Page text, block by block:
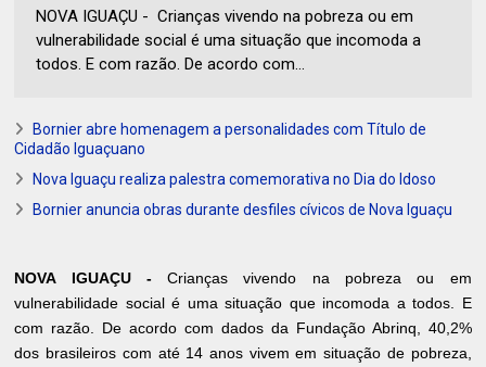
NOVA IGUAÇU - Crianças vivendo na pobreza ou em
vulnerabilidade social é uma situação que incomoda a
todos. E com razão. De acordo com...
Bornier abre homenagem a personalidades com Título de
Cidadão Iguaçuano
Nova Iguaçu realiza palestra comemorativa no Dia do Idoso
Bornier anuncia obras durante desfiles cívicos de Nova Iguaçu
NOVA IGUAÇU -Crianças vivendo na pobreza ou em
vulnerabilidade social é uma situação que incomoda a todos. E
com razão. De acordo com dados da Fundação Abrinq, 40,2%
dos brasileiros com até 14 anos vivem em situação de pobreza,